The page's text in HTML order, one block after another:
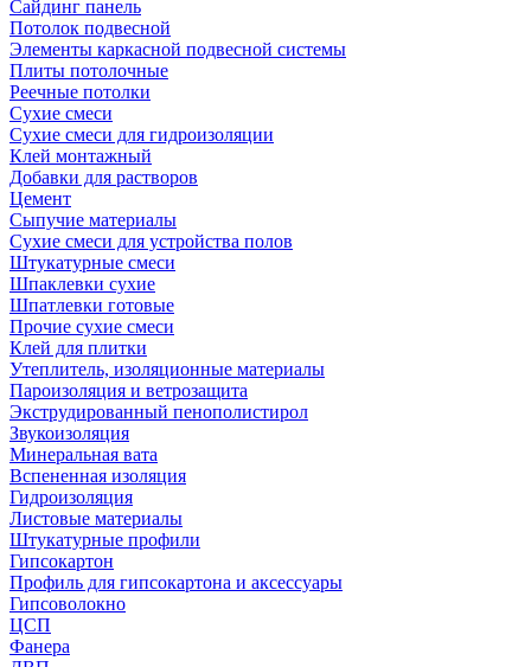
Сайдинг панель
Потолок подвесной
Элементы каркасной подвесной системы
Плиты потолочные
Реечные потолки
Сухие смеси
Сухие смеси для гидроизоляции
Клей монтажный
Добавки для растворов
Цемент
Сыпучие материалы
Сухие смеси для устройства полов
Штукатурные смеси
Шпаклевки сухие
Шпатлевки готовые
Прочие сухие смеси
Клей для плитки
Утеплитель, изоляционные материалы
Пароизоляция и ветрозащита
Экструдированный пенополистирол
Звукоизоляция
Минеральная вата
Вспененная изоляция
Гидроизоляция
Листовые материалы
Штукатурные профили
Гипсокартон
Профиль для гипсокартона и аксессуары
Гипсоволокно
ЦСП
Фанера